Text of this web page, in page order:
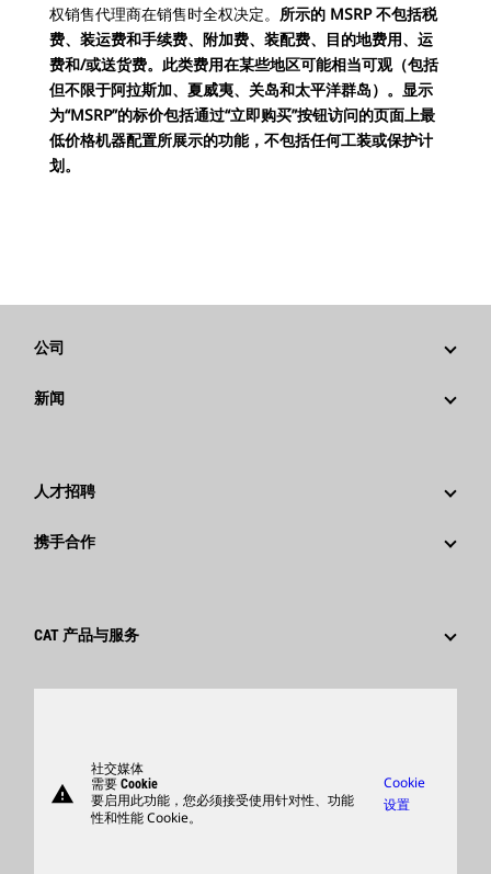
权销售代理商在销售时全权决定。 所示的 MSRP 不包括税
费、装运费和手续费、附加费、装配费、目的地费用、运
费和/或送货费。此类费用在某些地区可能相当可观（包括
但不限于阿拉斯加、夏威夷、关岛和太平洋群岛）。显示
为“MSRP”的标价包括通过“立即购买”按钮访问的页面上最
低价格机器配置所展示的功能，不包括任何工装或保护计
划。
公司
战略
卡特彼勒 基金会
行为准则
创新
新闻
社交媒体
人才招聘
为什么选择卡特彼勒？
搜索和申请
携手合作
供应商
CAT 产品与服务
商品warning
社交媒体
需要 Cookie
要启用此功能，您必须接受使用针对性、功能
性和性能 Cookie。
Cookie
设置